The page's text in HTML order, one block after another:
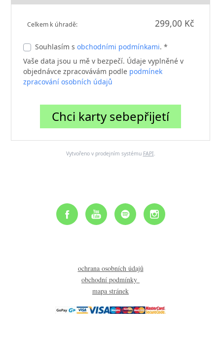
Celkem k úhradě: 299,00 Kč
Souhlasím sobchodními podmínkami. *
Vaše data jsou u mě v bezpečí. Údaje vyplněné v
objednávce zpracovávám podle podmínek
zpracování osobních údajů
Chci karty sebepřijetí
Vytvořeno v prodejním systému FAPI.
ochrana osobních údajů
obchodní podmínky
mapa stránek